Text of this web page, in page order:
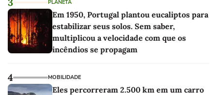
PLANETA
Em 1950, Portugal plantou eucaliptos para
estabilizar seus solos. Sem saber,
multiplicou a velocidade com que os
incêndios se propagam
4 MOBILIDADE
Eles percorreram 2.500 km em um carro